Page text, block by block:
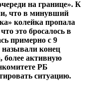
на границе». К
что в минувший
колейка пропала
это бросалось в
примерно с 9
конец
более активную
РБ
ситуацию.